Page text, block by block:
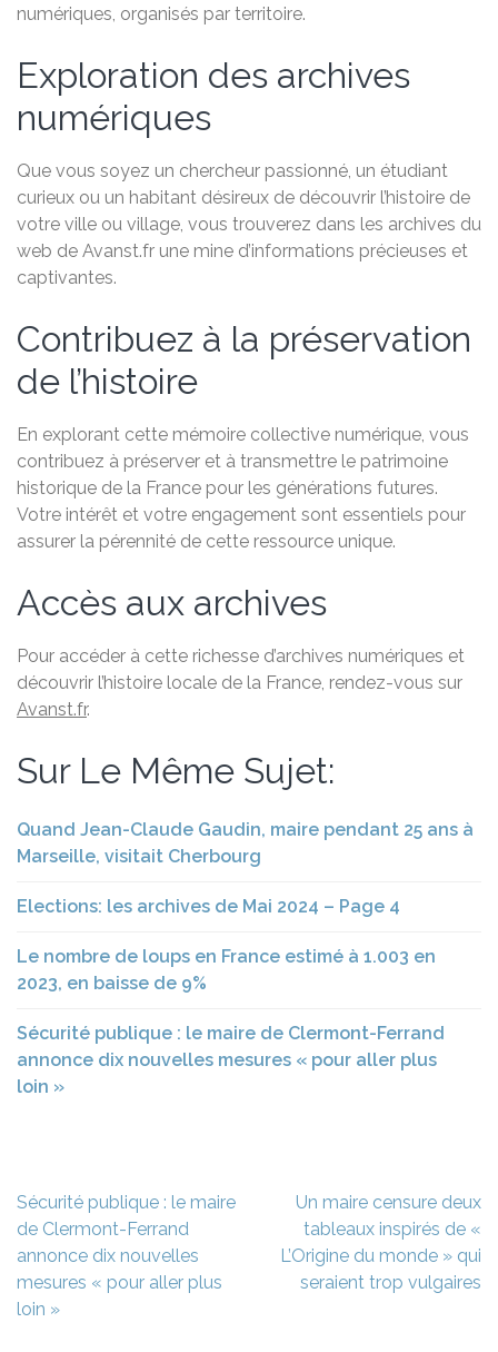
numériques, organisés par territoire.
Exploration des archives
numériques
Que vous soyez un chercheur passionné, un étudiant
curieux ou un habitant désireux de découvrir l’histoire de
votre ville ou village, vous trouverez dans les archives du
web de Avanst.fr une mine d’informations précieuses et
captivantes.
Contribuez à la préservation
de l’histoire
En explorant cette mémoire collective numérique, vous
contribuez à préserver et à transmettre le patrimoine
historique de la France pour les générations futures.
Votre intérêt et votre engagement sont essentiels pour
assurer la pérennité de cette ressource unique.
Accès aux archives
Pour accéder à cette richesse d’archives numériques et
découvrir l’histoire locale de la France, rendez-vous sur
Avanst.fr.
Sur Le Même Sujet:
Quand Jean-Claude Gaudin, maire pendant 25 ans à
Marseille, visitait Cherbourg
Elections: les archives de Mai 2024 – Page 4
Le nombre de loups en France estimé à 1.003 en
2023, en baisse de 9%
Sécurité publique : le maire de Clermont-Ferrand
annonce dix nouvelles mesures « pour aller plus
loin »
Navigation
de
l’article
Sécurité publique : le maire
de Clermont-Ferrand
annonce dix nouvelles
mesures « pour aller plus
loin »
Un maire censure deux
tableaux inspirés de «
L’Origine du monde » qui
seraient trop vulgaires